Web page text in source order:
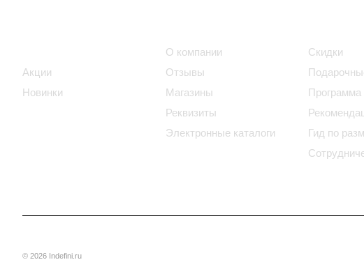
Акции
Новинки
О компании
Отзывы
Магазины
Реквизиты
Электронные каталоги
Скидки
Программа
Гид по
© 2026 Indefini.ru